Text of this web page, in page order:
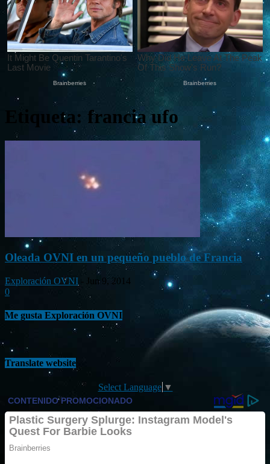
Etiqueta: francia ufo
Oleada OVNI en un pequeño pueblo de Francia
Exploración OVNI
Jun 9, 2014
0
Me gusta Exploración OVNI
Translate website
Select Language ▼